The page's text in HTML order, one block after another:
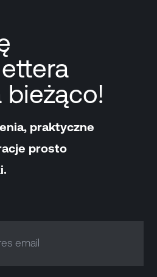
bieżąco!
praktyczne
prosto
email